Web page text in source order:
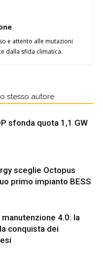
e attento alle mutazioni
dalla sfida climatica.
stesso autore
sfonda quota 1,1 GW
sceglie Octopus
primo impianto BESS
4.0: la
conquista dei